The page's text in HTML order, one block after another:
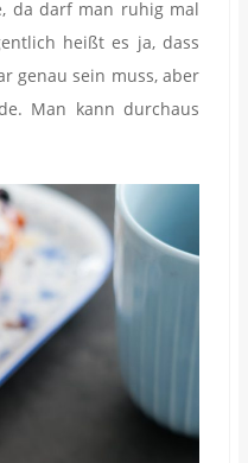
da darf man ruhig mal
heißt es ja, dass
genau sein muss, aber
Man kann durchaus